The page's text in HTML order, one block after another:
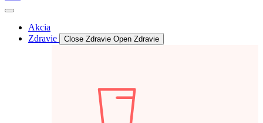
Akcia
Zdravie
Close Zdravie Open Zdravie